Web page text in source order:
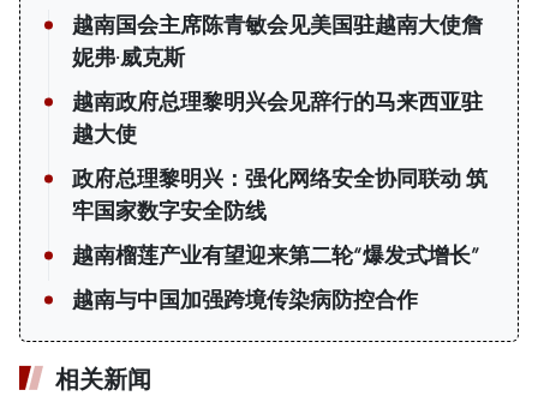
越南国会主席陈青敏会见美国驻越南大使詹
妮弗·威克斯
越南政府总理黎明兴会见辞行的马来西亚驻
越大使
政府总理黎明兴：强化网络安全协同联动 筑
牢国家数字安全防线
越南榴莲产业有望迎来第二轮“爆发式增长”
越南与中国加强跨境传染病防控合作
相关新闻